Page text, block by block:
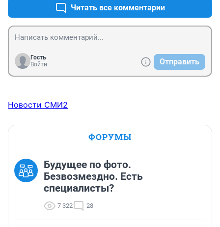
Читать все комментарии
Гость
Войти
Отправить
Новости СМИ2
ФОРУМЫ
Будущее по фото.
Безвозмездно. Есть
специалисты?
7 322 28